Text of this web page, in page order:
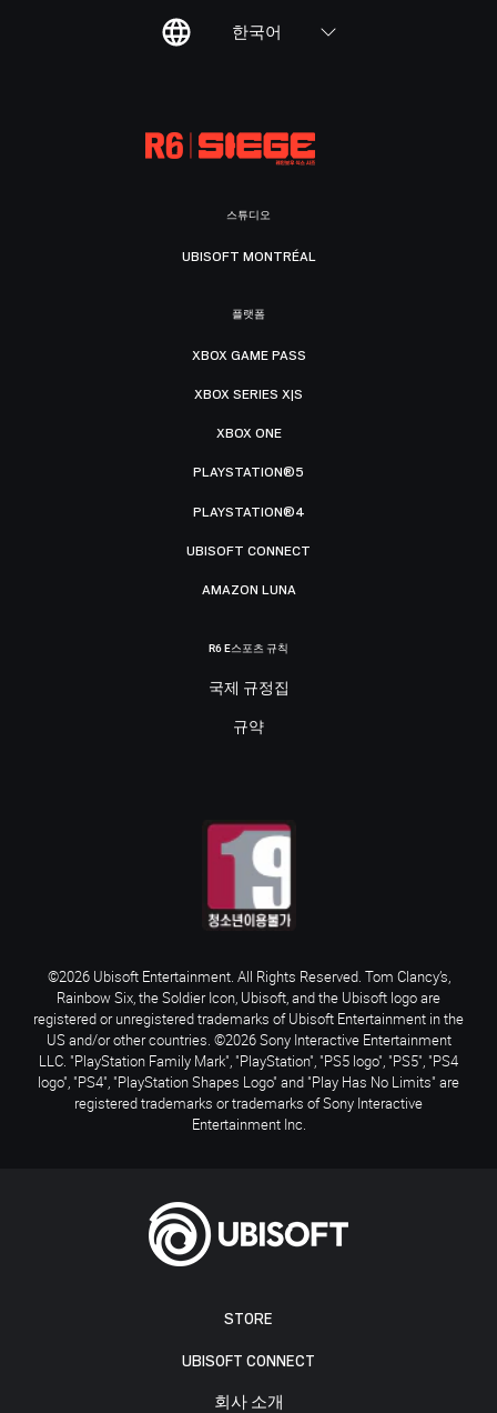
한국어
STORE
UBISOFT CONNECT
회사 소개
스튜디오
UBISOFT MONTRÉAL
플랫폼
XBOX GAME PASS
XBOX SERIES X|S
XBOX ONE
PLAYSTATION®5
PLAYSTATION®4
UBISOFT CONNECT
AMAZON LUNA
R6 E스포츠 규칙
국제 규정집
규약
©2026 Ubisoft Entertainment. All Rights Reserved. Tom Clancy’s,
Rainbow Six, the Soldier Icon, Ubisoft, and the Ubisoft logo are
registered or unregistered trademarks of Ubisoft Entertainment in the
US and/or other countries. ©2026 Sony Interactive Entertainment
LLC. "PlayStation Family Mark", "PlayStation", "PS5 logo", "PS5", "PS4
logo", "PS4", "PlayStation Shapes Logo" and "Play Has No Limits" are
registered trademarks or trademarks of Sony Interactive
Entertainment Inc.